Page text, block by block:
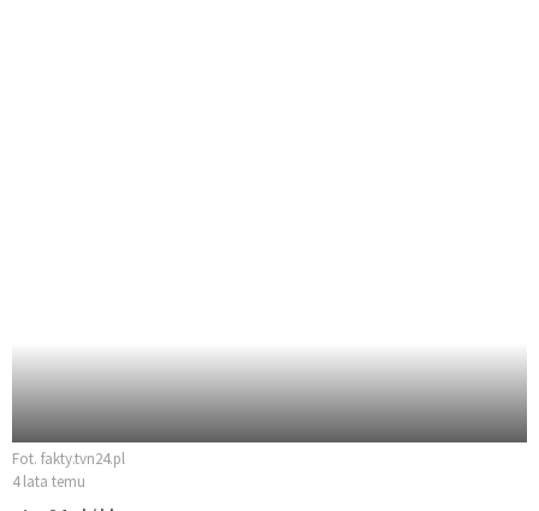
Fot. fakty.tvn24.pl
4 lata temu